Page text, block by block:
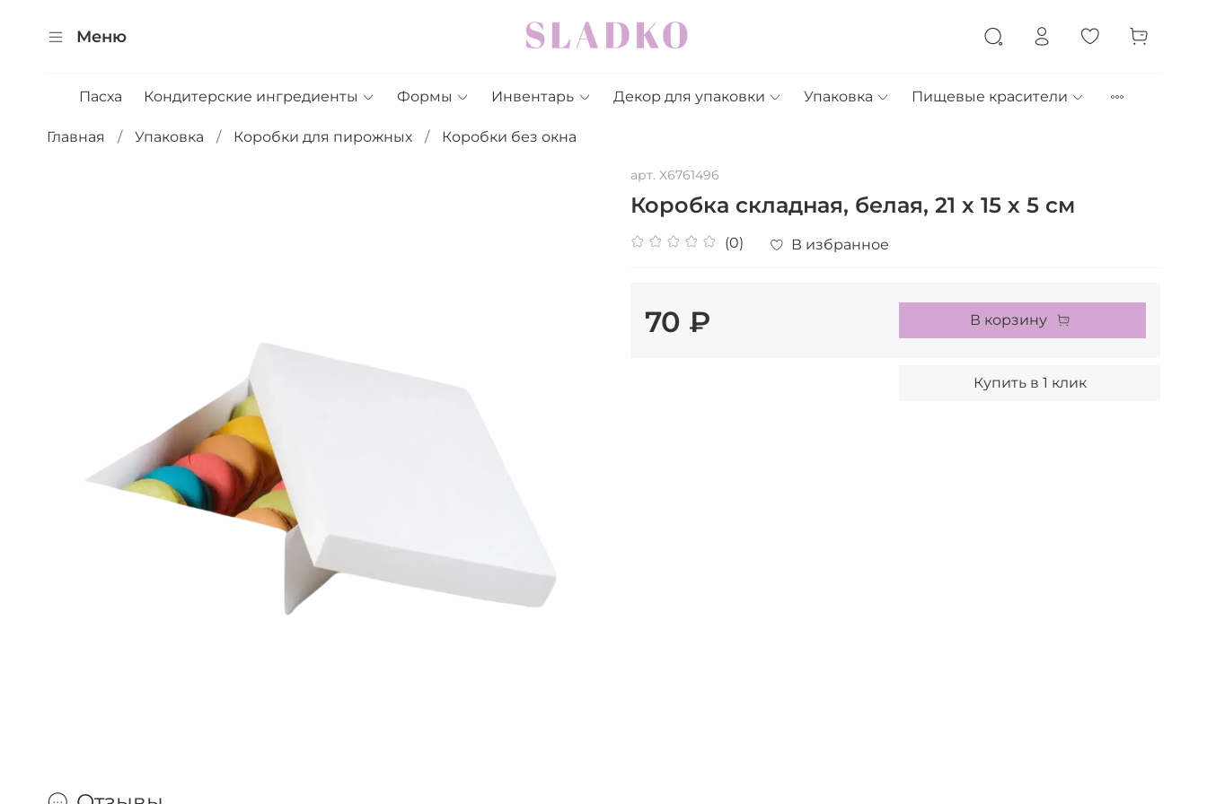
Меню
Пасха Кондитерские ингредиенты Формы Инвентарь Декор для упаковки Упаковка Пищевые красители
Главная Упаковка Коробки для пирожных Коробки без окна
арт. X6761496
Коробка складная, белая, 21 х 15 х 5 см
(0) В избранное
70 ₽ В корзину
Купить в 1 клик